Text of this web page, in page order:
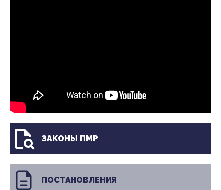
ЗАКОНЫ ПМР
ПОСТАНОВЛЕНИЯ